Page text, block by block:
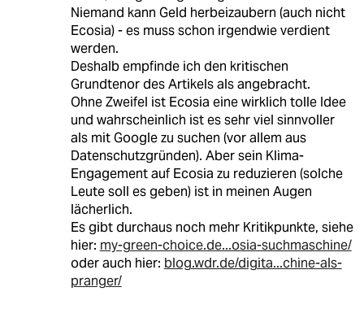
Niemand kann Geld herbeizaubern (auch nicht
Ecosia) - es muss schon irgendwie verdient
werden.
Deshalb empfinde ich den kritischen
Grundtenor des Artikels als angebracht.
Ohne Zweifel ist Ecosia eine wirklich tolle Idee
und wahrscheinlich ist es sehr viel sinnvoller
als mit Google zu suchen (vor allem aus
Datenschutzgründen). Aber sein Klima-
Engagement auf Ecosia zu reduzieren (solche
Leute soll es geben) ist in meinen Augen
lächerlich.
Es gibt durchaus noch mehr Kritikpunkte, siehe
hier: my-green-choice.de...osia-suchmaschine/
oder auch hier: blog.wdr.de/digita...chine-als-
pranger/